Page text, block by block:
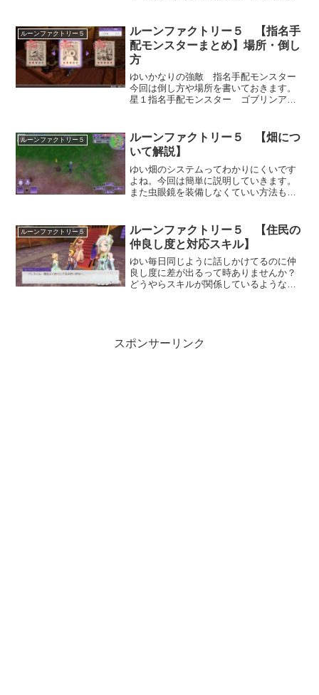
て強い装備が作れます。これをアレンジ
合成といいます。素材には...
ルーンファクトリー５
ルーンファクトリー５ 【指名手
配モンスターまとめ】場所・倒し
方
ゆいかなりの強敵 指名手配モンスター
今回は倒し方や場所を書いておきます。
星１指名手配モンスター ゴブリンアー
を手に入れればダメージが通ります。ド
グガチャはこちら。（スト...
ルーンファクトリー５
ルーンファクトリー５ 【畑につ
いて解説】
ゆい畑のシステムってわかりにくいです
よね。今回は簡単に説明していきます。
また虫眼鏡を装備しなくていい方法も書
屋で虫眼鏡を買い装備すれば土・作物レ
ベルが見えます、いちいち装...
ルーンファクトリー５
ルーンファクトリー５ 【住民の
仲良し度と対応スキル】
ゆい毎日同じように話しかけてるのに仲
良し度に差が出るって時ありませんか？
どうやらスキルが関係しているようなの
スポンサーリンク